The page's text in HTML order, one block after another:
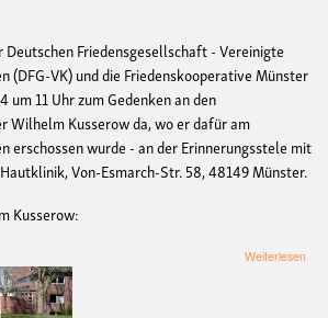
Deutschen Friedensgesellschaft - Vereinigte
(DFG-VK) und die Friedenskooperative Münster
um 11 Uhr zum Gedenken an den
Wilhelm Kusserow da, wo er dafür am
erschossen wurde - an der Erinnerungsstele mit
Von-Esmarch-Str. 58, 48149 Münster.
Kusserow:
Weiterlesen